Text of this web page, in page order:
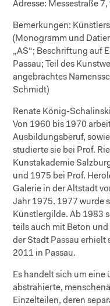
Adresse: Messestraße
Bemerkungen:
(Monogramm und
„AS“; Beschriftung auf
Passau; Teil des
angebrachtes
Schmidt)
Renate König-
Von 1960 bis 1970
Ausbildungsberuf,
studierte sie bei Prof.
Kunstakademie
und 1975 bei Prof.
Galerie in der Altstadt
Jahr 1975. 1977 wurde
Künstlergilde. Ab 1983
teils auch mit Beton
der Stadt Passau
2011 in Passau.
Es handelt sich um
abstrahierte,
Einzelteilen, deren